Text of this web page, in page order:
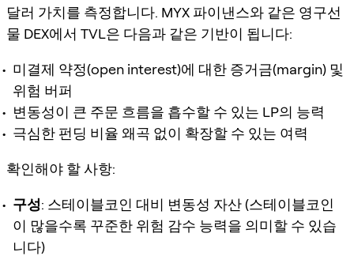
달러 가치를 측정합니다. MYX 파이낸스와 같은 영구선
물 DEX에서 TVL은 다음과 같은 기반이 됩니다:
미결제 약정(open interest)에 대한 증거금(margin) 및
위험 버퍼
변동성이 큰 주문 흐름을 흡수할 수 있는 LP의 능력
극심한 펀딩 비율 왜곡 없이 확장할 수 있는 여력
확인해야 할 사항:
구성: 스테이블코인 대비 변동성 자산 (스테이블코인
이 많을수록 꾸준한 위험 감수 능력을 의미할 수 있습
니다)